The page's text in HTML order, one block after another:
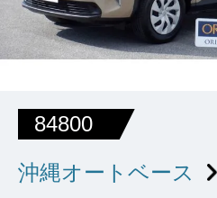
84800
沖縄オートベース